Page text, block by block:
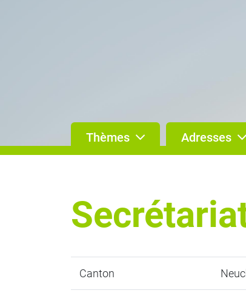
Thèmes Adresses
Canton